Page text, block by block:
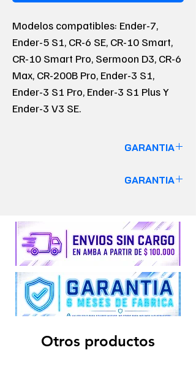
Modelos compatibles: Ender-7,
Ender-5 S1, CR-6 SE, CR-10 Smart,
CR-10 Smart Pro, Sermoon D3, CR-6
Max, CR-200B Pro, Ender-3 S1,
Ender-3 S1 Pro, Ender-3 S1 Plus Y
Ender-3 V3 SE.
GARANTIA
Insumos y Repuestos no cuentan con
garantía alguna.
GARANTIA
VALIDO SOLO PARA EQUIPOS
Insumos y Repuestos no cuentan con
garantía alguna.
Otros productos